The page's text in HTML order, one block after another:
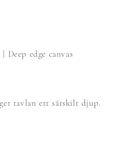
Deep edge canvas
tavlan ett särskilt djup.